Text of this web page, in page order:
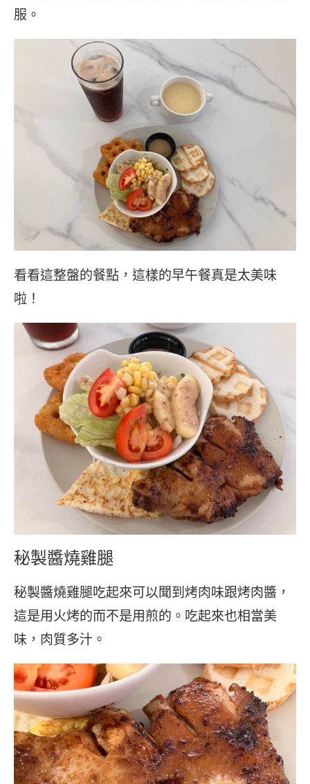
服。
看看這整盤的餐點，這樣的早午餐真是太美味
啦！
秘製醬燒雞腿
秘製醬燒雞腿吃起來可以聞到烤肉味跟烤肉醬，
這是用火烤的而不是用煎的。吃起來也相當美
味，肉質多汁。